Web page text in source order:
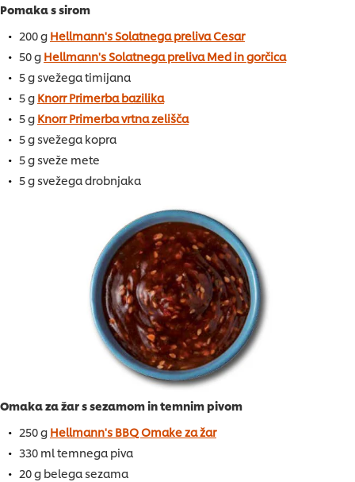
Pomaka s sirom
200 g Hellmann's Solatnega preliva Cesar
50 g Hellmann's Solatnega preliva Med in gorčica
5 g svežega timijana
5 g Knorr Primerba bazilika
5 g Knorr Primerba vrtna zelišča
5 g svežega kopra
5 g sveže mete
5 g svežega drobnjaka
Omaka za žar s sezamom in temnim pivom
250 g Hellmann's BBQ Omake za žar
330 ml temnega piva
20 g belega sezama